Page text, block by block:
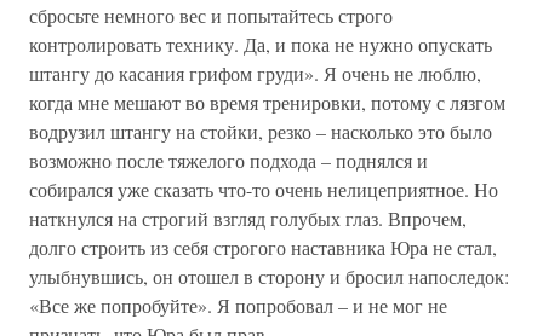
сбросьте немного вес и попытайтесь строго
контролировать технику. Да, и пока не нужно опускать
штангу до касания грифом груди». Я очень не люблю,
когда мне мешают во время тренировки, потому с лязгом
водрузил штангу на стойки, резко – насколько это было
возможно после тяжелого подхода – поднялся и
собирался уже сказать что-то очень нелицеприятное. Но
наткнулся на строгий взгляд голубых глаз. Впрочем,
долго строить из себя строгого наставника Юра не стал,
улыбнувшись, он отошел в сторону и бросил напоследок:
«Все же попробуйте». Я попробовал – и не мог не